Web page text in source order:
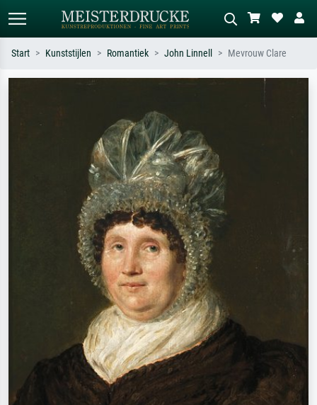
Standaard zoeken AI-beeldzoeker
Monet, Sterrennacht, impressionisme,
Hokusai-golf, naakt.
weide, abstract met veel rood, donker
olieverfschilderij, staand naakt naast
Start Kunststijlen Romantiek John Linnell Mevrouw Clare